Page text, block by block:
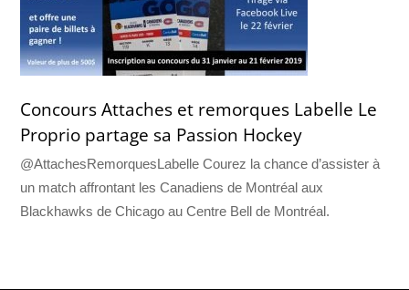
Concours Attaches et remorques Labelle Le
Proprio partage sa Passion Hockey
@AttachesRemorquesLabelle Courez la chance d’assister à
un match affrontant les Canadiens de Montréal aux
Blackhawks de Chicago au Centre Bell de Montréal.